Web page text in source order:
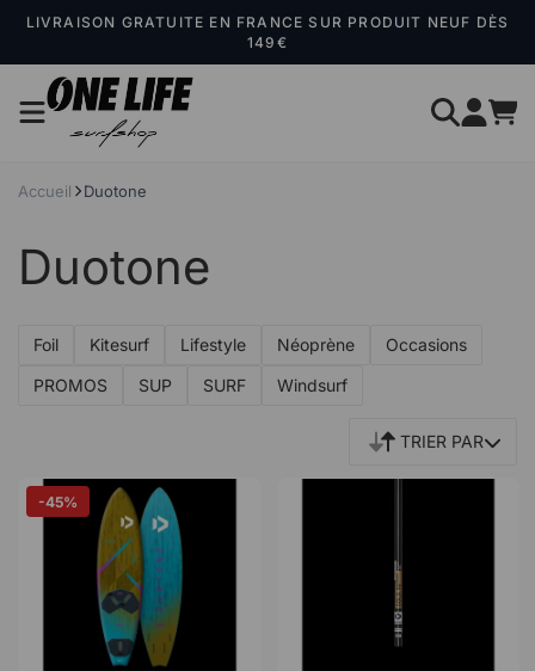
LIVRAISON GRATUITE EN FRANCE SUR PRODUIT NEUF DÈS
149€
Accueil Duotone
Duotone
Foil Kitesurf Lifestyle Néoprène
Occasions
PROMOS
SUP SURF Windsurf
TRIER PAR
-45%